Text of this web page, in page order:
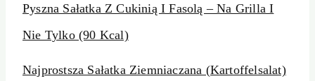
Pyszna Sałatka Z Cukinią I Fasolą – Na Grilla I
Nie Tylko (90 Kcal)
Najprostsza Sałatka Ziemniaczana (Kartoffelsalat)